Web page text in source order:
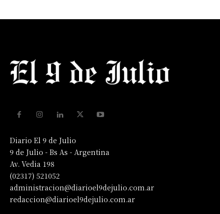
Diario El 9 de Julio
9 de Julio - Bs As - Argentina
Av. Vedia 198
(02317) 521052
administracion@diarioel9dejulio.com.ar
redaccion@diarioel9dejulio.com.ar